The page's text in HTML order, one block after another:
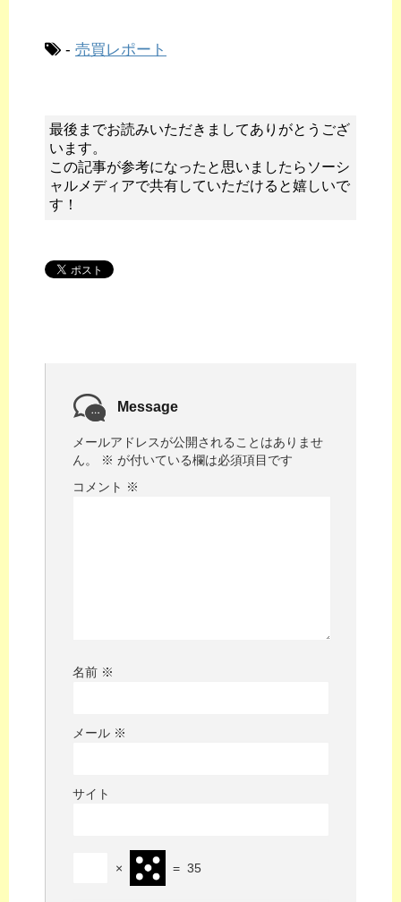
- 売買レポート
最後までお読みいただきましてありがとうござ
います。
この記事が参考になったと思いましたらソーシ
ャルメディアで共有していただけると嬉しいで
す！
Message
メールアドレスが公開されることはありませ
ん。
※ が付いている欄は必須項目です
コメント ※
名前 ※
メール ※
サイト
× = 35